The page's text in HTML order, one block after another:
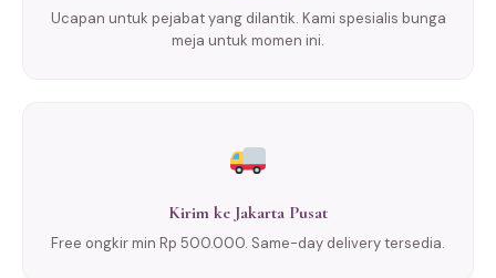
Ucapan untuk pejabat yang dilantik. Kami spesialis bunga
meja untuk momen ini.
Kirim ke Jakarta Pusat
Free ongkir min Rp 500.000. Same-day delivery tersedia.